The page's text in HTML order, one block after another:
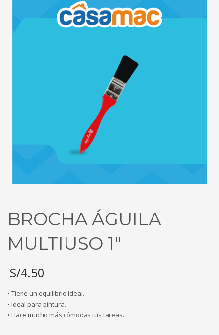
BROCHA ÁGUILA
MULTIUSO 1″
S/4.50
• Tiene un equilibrio ideal.
• Ideal para pintura.
• Hace mucho más cómodas tus tareas.